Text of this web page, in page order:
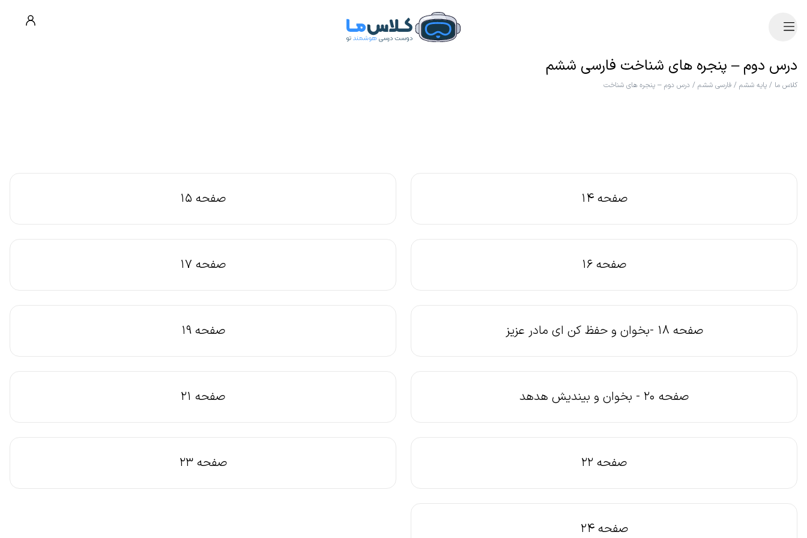
درس دوم – پنجره های شناخت فارسی ششم
کلاس ما / پایه ششم / فارسی ششم / درس دوم – پنجره های شناخت
صفحه 14 صفحه 15
صفحه 16 صفحه 17
صفحه 18 -بخوان و حفظ کن ای مادر عزیز صفحه 19
صفحه 20 - بخوان و بیندیش هدهد صفحه 21
صفحه 22 صفحه 23
صفحه 24